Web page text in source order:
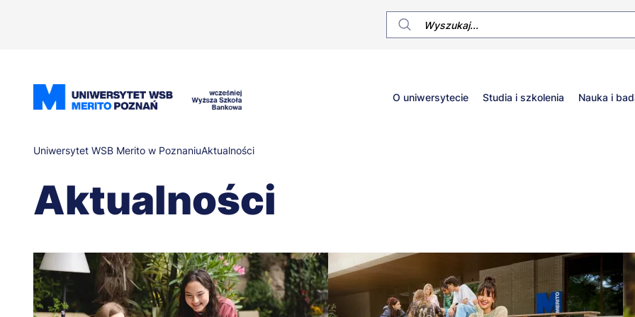
Główne
O uniwersytecie Studia i szkolenia Nauka i
Ścieżka
nawigacyjna
Uniwersytet WSB Merito w PoznaniuAktualności
Aktualności